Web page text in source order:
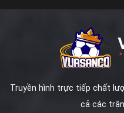
Truyền hình trực tiếp chất
cả các